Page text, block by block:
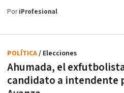
PoriProfesional
Ahumada, el
candidato a intendente
POLÍTICA/ Elecciones